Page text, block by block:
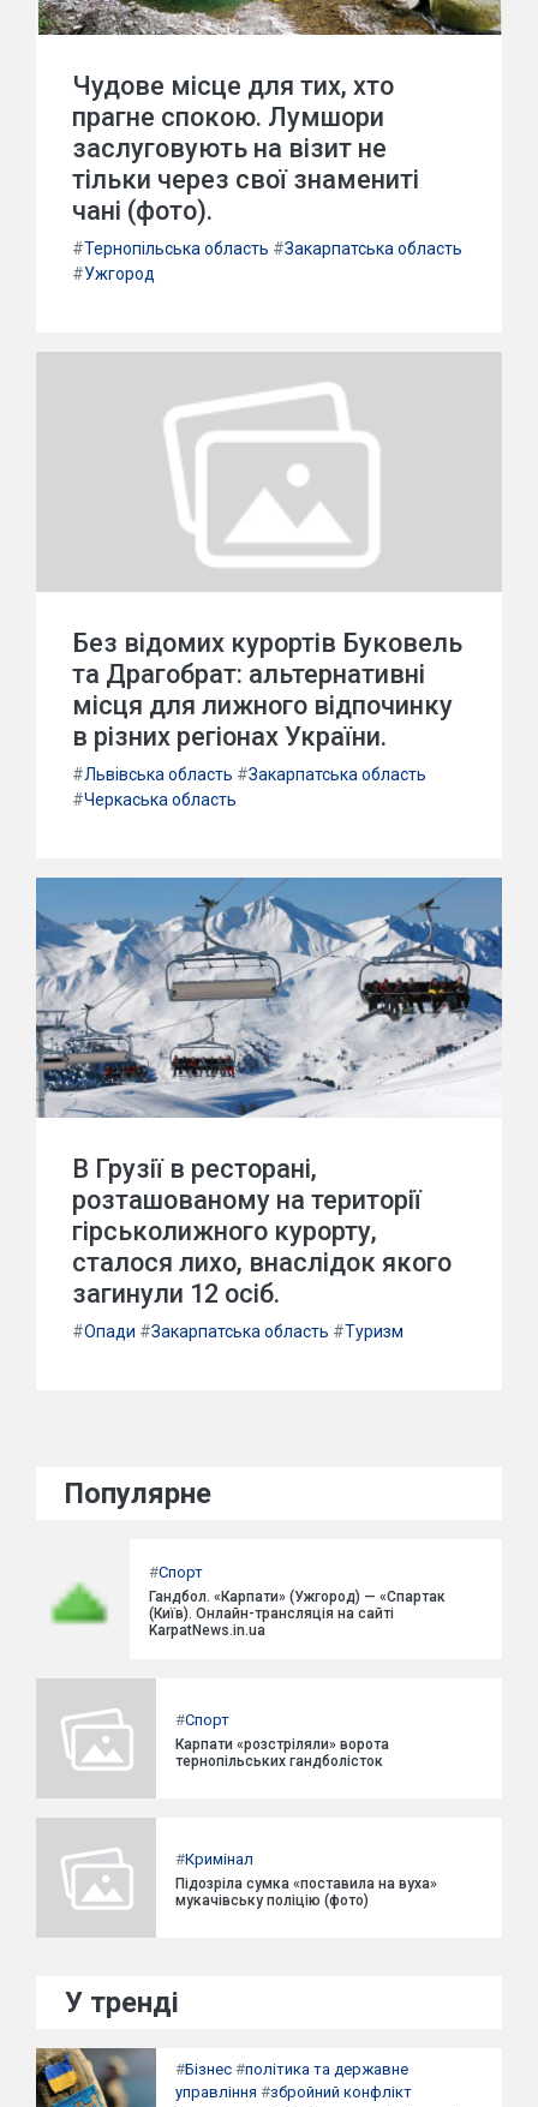
Чудове місце для тих, хто
прагне спокою. Лумшори
заслуговують на візит не
тільки через свої знамениті
чані (фото).
#Тернопільська область #Закарпатська область
#Ужгород
Без відомих курортів Буковель
та Драгобрат: альтернативні
місця для лижного відпочинку
в різних регіонах України.
#Львівська область #Закарпатська область
#Черкаська область
В Грузії в ресторані,
розташованому на території
гірськолижного курорту,
сталося лихо, внаслідок якого
загинули 12 осіб.
#Опади #Закарпатська область #Туризм
Популярне
#Спорт
Гандбол. «Карпати» (Ужгород) — «Спартак
(Київ). Онлайн-трансляція на сайті
KarpatNews.in.ua
#Спорт
Карпати «розстріляли» ворота
тернопільських гандболісток
#Кримінал
Підозріла сумка «поставила на вуха»
мукачівську поліцію (фото)
У тренді
#Бізнес #політика та державне
управління #збройний конфлікт